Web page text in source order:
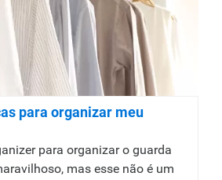
para organizar meu
para organizar o guarda
mas esse não é um